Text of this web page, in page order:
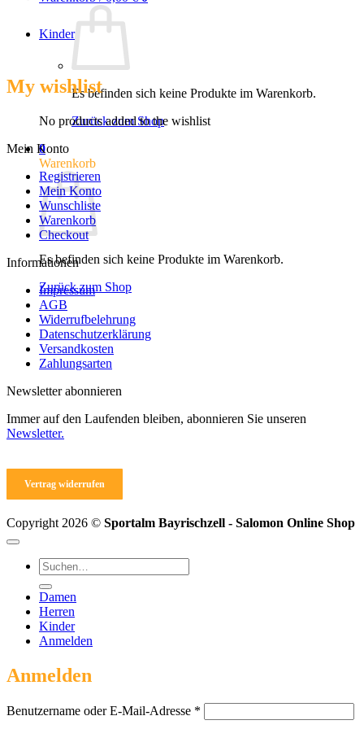
Es befinden sich keine Produkte im Warenkorb.
Zurück zum Shop
0
Warenkorb
Es befinden sich keine Produkte im Warenkorb.
Zurück zum Shop
Kinder
My wishlist
No products added to the wishlist
Mein Konto
Registrieren
Mein Konto
Wunschliste
Warenkorb
Checkout
Informationen
Impressum
AGB
Widerrufbelehrung
Datenschutzerklärung
Versandkosten
Zahlungsarten
Newsletter abonnieren
Immer auf den Laufenden bleiben, abonnieren Sie unseren
Newsletter.
Vertrag widerrufen
Copyright 2026 © Sportalm Bayrischzell - Salomon Online Shop
Suchen
nach:
Damen
Herren
Kinder
Anmelden
Anmelden
Benutzername oder E-Mail-Adresse *